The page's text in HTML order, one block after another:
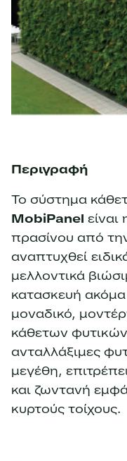
Περιγραφή
Το σύστημα
MobiPanel είναι
πρασίνου από
αναπτυχθεί
μελλοντικά
κατασκευή
μοναδικό,
κάθετων φυτικών
ανταλλάξιμες
μεγέθη,
και ζωντανή
κυρτούς τοίχους.